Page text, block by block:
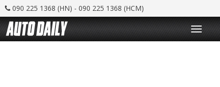
090 225 1368 (HN) - 090 225 1368 (HCM)
T
o
g